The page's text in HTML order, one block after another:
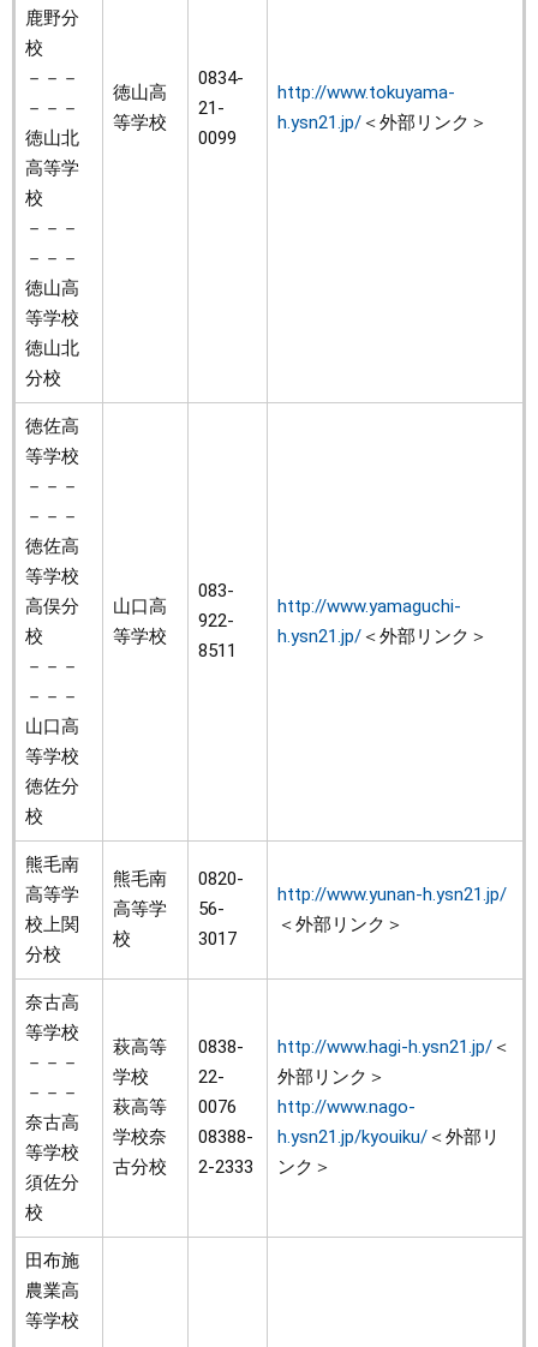
鹿野分
校
－－－
－－－
徳山北
高等学
校
－－－
－－－
徳山高
等学校
徳山北
分校
徳山高
等学校
0834-
21-
0099
http://www.tokuyama-
h.ysn21.jp/＜外部リンク＞
徳佐高
等学校
－－－
－－－
徳佐高
等学校
高俣分
校
－－－
－－－
山口高
等学校
徳佐分
校
山口高
等学校
083-
922-
8511
http://www.yamaguchi-
h.ysn21.jp/＜外部リンク＞
熊毛南
高等学
校上関
分校
熊毛南
高等学
校
0820-
56-
3017
http://www.yunan-h.ysn21.jp/
＜外部リンク＞
奈古高
等学校
－－－
－－－
奈古高
等学校
須佐分
校
萩高等
学校
萩高等
学校奈
古分校
0838-
22-
0076
08388-
2-2333
http://www.hagi-h.ysn21.jp/＜
外部リンク＞
http://www.nago-
h.ysn21.jp/kyouiku/＜外部リ
ンク＞
田布施
農業高
等学校